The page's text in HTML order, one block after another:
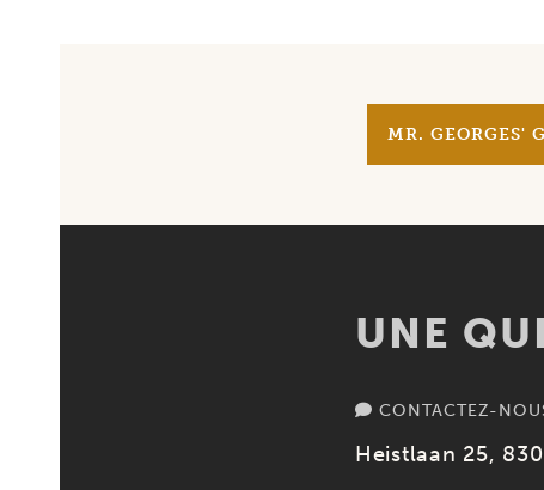
MR. GEORGES'
UNE
CONTACTEZ-
Heistlaan 25,